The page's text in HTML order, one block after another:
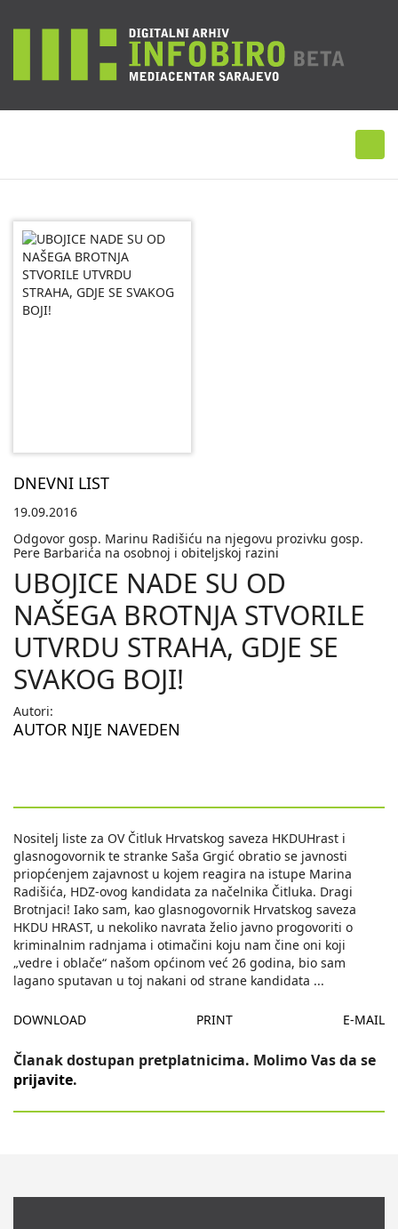
DNEVNI LIST
19.09.2016
Odgovor gosp. Marinu Radišiću na njegovu prozivku gosp.
Pere Barbarića na osobnoj i obiteljskoj razini
UBOJICE NADE SU OD
NAŠEGA BROTNJA STVORILE
UTVRDU STRAHA, GDJE SE
SVAKOG BOJI!
Autori:
AUTOR NIJE NAVEDEN
Nositelj liste za OV Čitluk Hrvatskog saveza HKDUHrast i
glasnogovornik te stranke Saša Grgić obratio se javnosti
priopćenjem zajavnost u kojem reagira na istupe Marina
Radišića, HDZ-ovog kandidata za načelnika Čitluka. Dragi
Brotnjaci! Iako sam, kao glasnogovornik Hrvatskog saveza
HKDU HRAST, u nekoliko navrata želio javno progovoriti o
kriminalnim radnjama i otimačini koju nam čine oni koji
„vedre i oblače“ našom općinom već 26 godina, bio sam
lagano sputavan u toj nakani od strane kandidata ...
DOWNLOAD PRINT E-MAIL
Članak dostupan pretplatnicima. Molimo Vas da se
prijavite.